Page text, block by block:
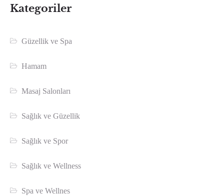
Kategoriler
Güzellik ve Spa
Hamam
Masaj Salonları
Sağlık ve Güzellik
Sağlık ve Spor
Sağlık ve Wellness
Spa ve Wellnes